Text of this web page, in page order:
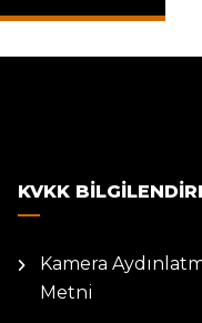
KVKK
Kamera
Metni